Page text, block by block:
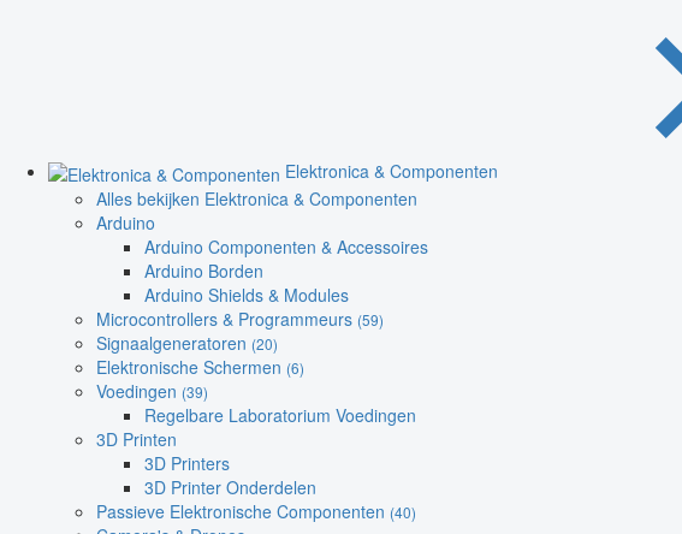
Elektronica & Componenten
Alles bekijken Elektronica & Componenten
Arduino
Arduino Componenten & Accessoires
Arduino Borden
Arduino Shields & Modules
Microcontrollers & Programmeurs (59)
Signaalgeneratoren (20)
Elektronische Schermen (6)
Voedingen (39)
Regelbare Laboratorium Voedingen
3D Printen
3D Printers
3D Printer Onderdelen
Passieve Elektronische Componenten (40)